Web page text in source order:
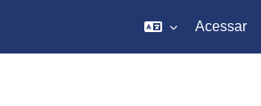
Acessar